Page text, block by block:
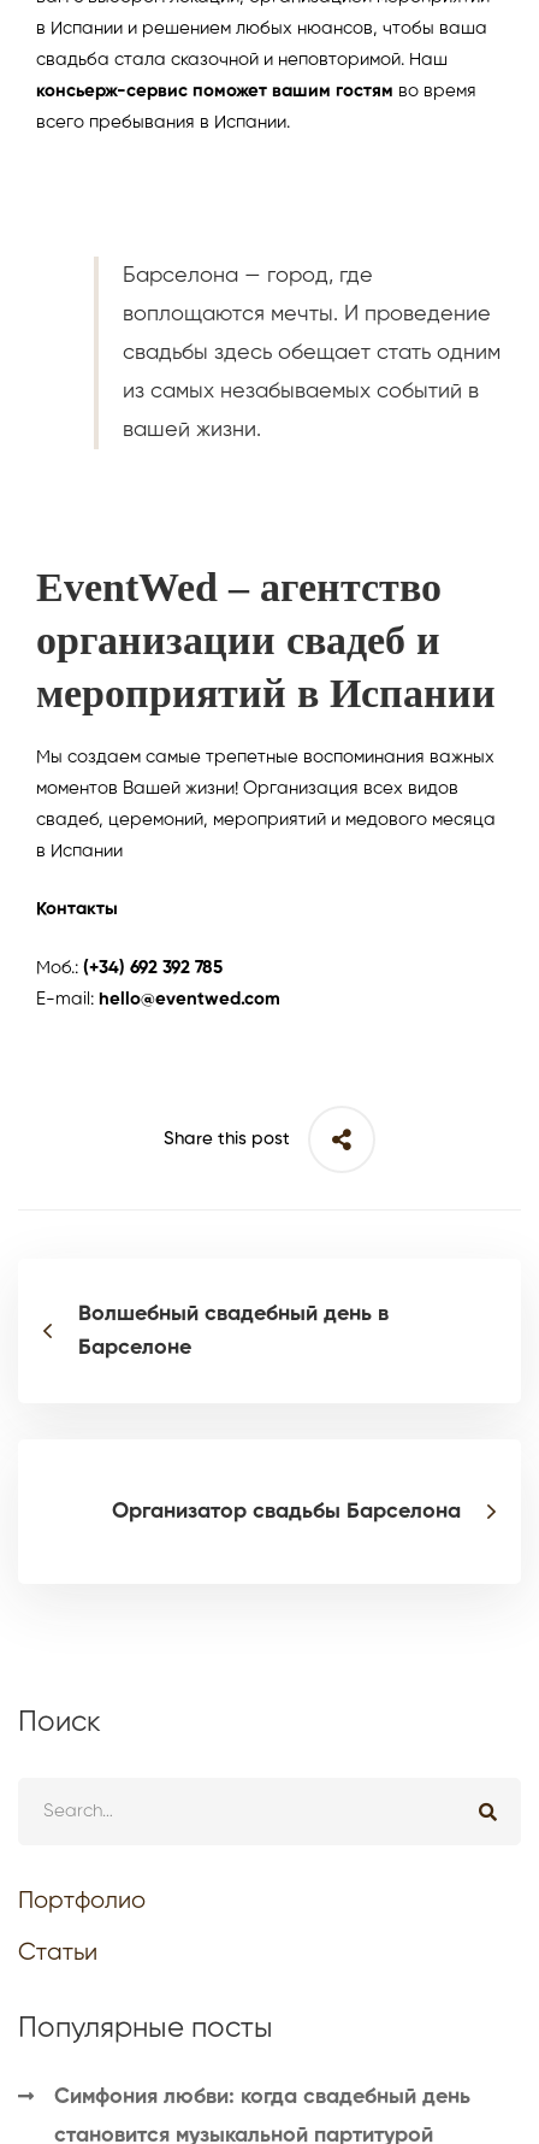
в Испании и решением любых нюансов, чтобы ваша
свадьба стала сказочной и неповторимой. Наш
консьерж-сервис поможет вашим гостям во время
всего пребывания в Испании.
Барселона — город, где
воплощаются мечты. И проведение
свадьбы здесь обещает стать одним
из самых незабываемых событий в
вашей жизни.
EventWed – агентство
организации свадеб и
мероприятий в Испании
Мы создаем самые трепетные воспоминания важных
моментов Вашей жизни! Организация всех видов
свадеб, церемоний, мероприятий и медового месяца
в Испании
Контакты
Моб.: (+34) 692 392 785
E-mail: hello@eventwed.com
Share this post
Волшебный свадебный день в
Барселоне
Организатор свадьбы Барселона
Поиск
Портфолио
Статьи
Популярные посты
Симфония любви: когда свадебный день
становится музыкальной партитурой